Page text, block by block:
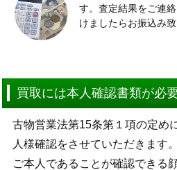
す。査定結果をご連
けましたらお振込み致
買取には本人確認書類が必
古物営業法第15条第１項の定め
人様確認をさせていただきます。
ご本人であることが確認できる